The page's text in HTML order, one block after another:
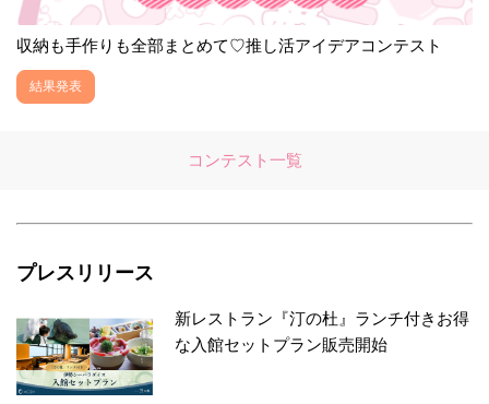
収納も手作りも全部まとめて♡推し活アイデアコンテスト
結果発表
コンテスト一覧
プレスリリース
新レストラン『汀の杜』ランチ付きお得
な入館セットプラン販売開始